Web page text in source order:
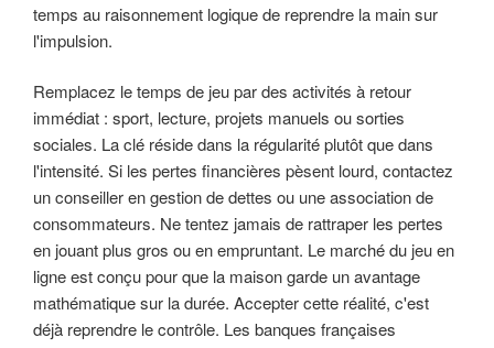
temps au raisonnement logique de reprendre la main sur
l'impulsion.
Remplacez le temps de jeu par des activités à retour
immédiat : sport, lecture, projets manuels ou sorties
sociales. La clé réside dans la régularité plutôt que dans
l'intensité. Si les pertes financières pèsent lourd, contactez
un conseiller en gestion de dettes ou une association de
consommateurs. Ne tentez jamais de rattraper les pertes
en jouant plus gros ou en empruntant. Le marché du jeu en
ligne est conçu pour que la maison garde un avantage
mathématique sur la durée. Accepter cette réalité, c'est
déjà reprendre le contrôle. Les banques françaises